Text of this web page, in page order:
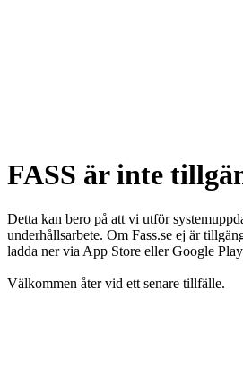
FASS är inte
Detta kan bero på att vi utför
underhållsarbete. Om Fass.se ej är
ladda ner via App Store eller Google
Välkommen åter vid ett senare tillfälle.